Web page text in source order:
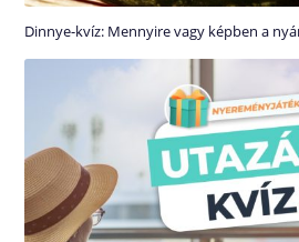
Dinnye-kvíz: Mennyire vagy képben a